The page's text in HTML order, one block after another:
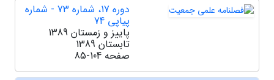
دوره 17، شماره 73 - شماره
پیاپی 74
پاییز و زمستان 1389
تابستان 1389
صفحه 85-104